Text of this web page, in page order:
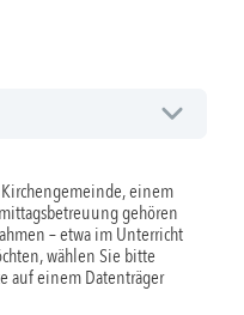
einem
gehören
– etwa im Unterricht
wählen Sie bitte
auf einem Datenträger